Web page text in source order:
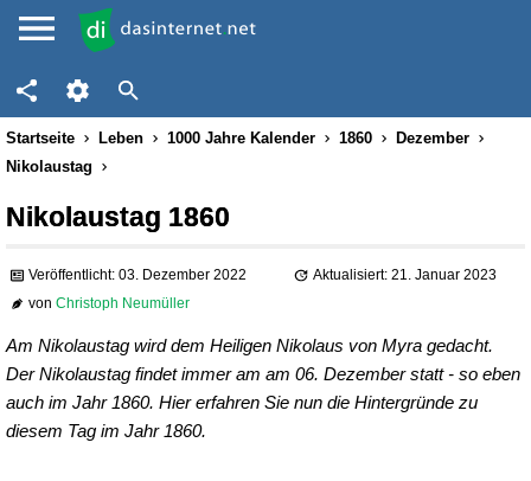
Startseite Leben 1000 Jahre Kalender 1860
Dezember
Nikolaustag
Nikolaustag 1860
Veröffentlicht: 03. Dezember 2022
Aktualisiert: 21. Januar 2023
vonChristoph Neumüller
Am Nikolaustag wird dem Heiligen Nikolaus von Myra gedacht.
Der Nikolaustag findet immer am am 06. Dezember statt - so eben
auch im Jahr 1860. Hier erfahren Sie nun die Hintergründe zu
diesem Tag im Jahr 1860.